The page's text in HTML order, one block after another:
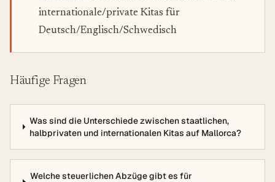
internationale/private Kitas für
Deutsch/Englisch/Schwedisch
Häufige Fragen
Was sind die Unterschiede zwischen staatlichen,
halbprivaten und internationalen Kitas auf Mallorca?
Welche steuerlichen Abzüge gibt es für